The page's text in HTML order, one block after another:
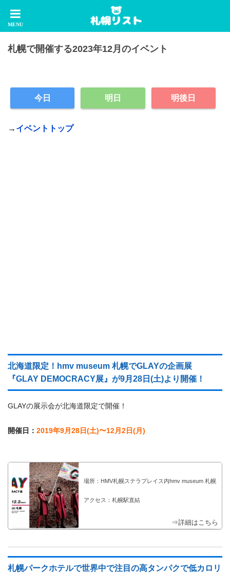
札幌で開催する2023年12月のイベント
今日 明日 明後日
→ イベントトップ
北海道限定！hmv museum 札幌でGLAYの企画展
『GLAY DEMOCRACY展』が9月28日(土)より開催！
GLAYの展示会が北海道限定で開催！
開催日： 2019年9月28日(土)〜12月2日(月)
場所：HMV札幌ステラプレイス内hmv museum 札幌
アクセス：札幌駅直結
⇒詳細はこちら
札幌パークホテルで世界中で注目の高タンパクで低カロリ